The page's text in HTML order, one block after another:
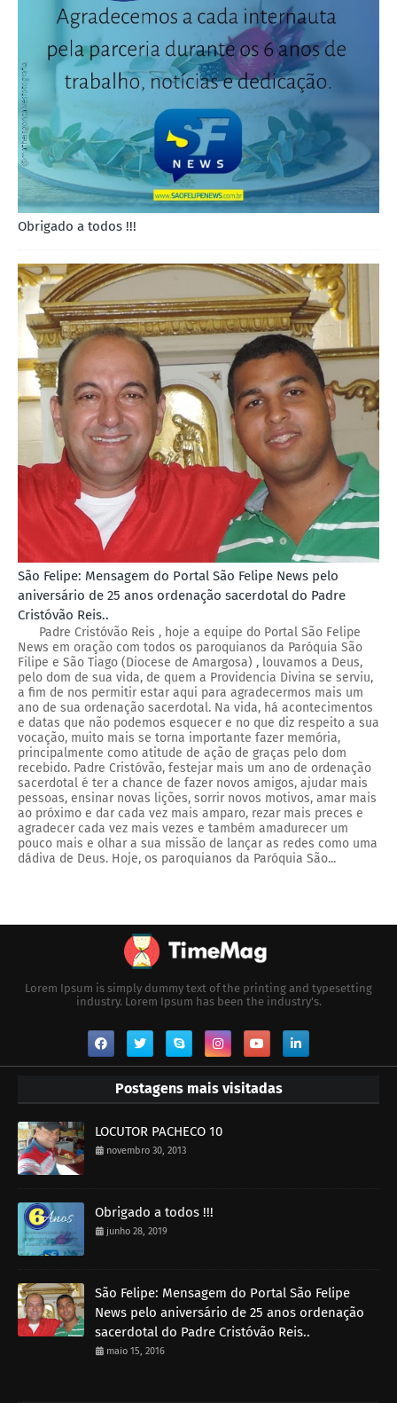
Obrigado a todos !!!
São Felipe: Mensagem do Portal São Felipe News pelo
aniversário de 25 anos ordenação sacerdotal do Padre
Cristóvão Reis..
Padre Cristóvão Reis , hoje a equipe do Portal São Felipe
News em oração com todos os paroquianos da Paróquia São
Filipe e São Tiago (Diocese de Amargosa) , louvamos a Deus,
pelo dom de sua vida, de quem a Providencia Divina se serviu,
a fim de nos permitir estar aqui para agradecermos mais um
ano de sua ordenação sacerdotal. Na vida, há acontecimentos
e datas que não podemos esquecer e no que diz respeito a sua
vocação, muito mais se torna importante fazer memória,
principalmente como atitude de ação de graças pelo dom
recebido. Padre Cristóvão, festejar mais um ano de ordenação
sacerdotal é ter a chance de fazer novos amigos, ajudar mais
pessoas, ensinar novas lições, sorrir novos motivos, amar mais
ao próximo e dar cada vez mais amparo, rezar mais preces e
agradecer cada vez mais vezes e também amadurecer um
pouco mais e olhar a sua missão de lançar as redes como uma
dádiva de Deus. Hoje, os paroquianos da Paróquia São...
Lorem Ipsum is simply dummy text of the printing and typesetting
industry. Lorem Ipsum has been the industry's.
Postagens mais visitadas
LOCUTOR PACHECO 10
novembro 30, 2013
Obrigado a todos !!!
junho 28, 2019
São Felipe: Mensagem do Portal São Felipe
News pelo aniversário de 25 anos ordenação
sacerdotal do Padre Cristóvão Reis..
maio 15, 2016